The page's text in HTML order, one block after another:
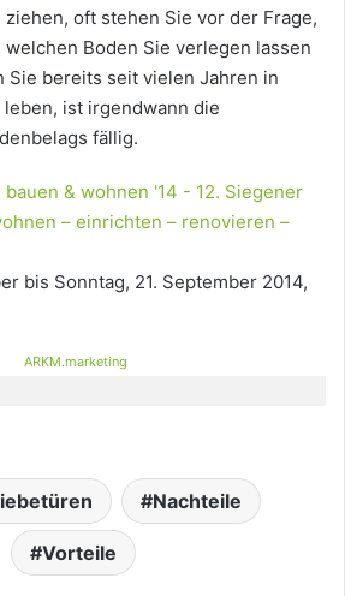
ziehen, oft stehen Sie vor der Frage,
welchen Boden Sie verlegen lassen
Sie bereits seit vielen Jahren in
ist irgendwann die
fällig.
bauen & wohnen '14 - 12. Siegener
– einrichten – renovieren –
bis Sonntag, 21. September 2014,
ARKM.marketing
Nachteile
Vorteile